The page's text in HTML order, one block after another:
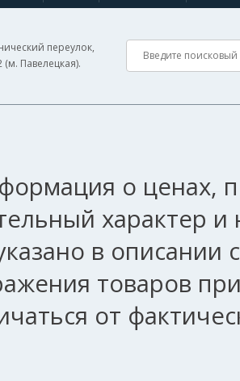
переулок,
Павелецкая).
о ценах,
характер
в описании
товаров
от